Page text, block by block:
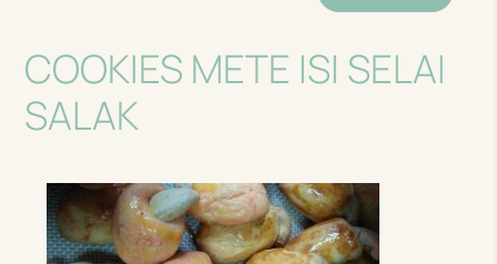
COOKIES METE ISI SELAI
SALAK